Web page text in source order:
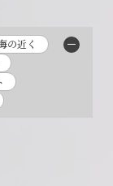
の近く